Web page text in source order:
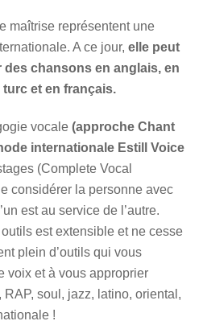
maîtrise représentent une
A ce jour,elle peut
chansons en anglais, en
et en français.
vocale(approche Chant
internationale Estill Voice
(Complete Vocal
considérer la personne avec
est au service de l’autre.
est extensible et ne cesse
plein d’outils qui vous
voix et à vous approprier
soul, jazz, latino, oriental,
!